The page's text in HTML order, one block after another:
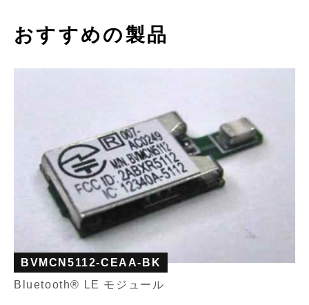
おすすめの製品
BVMCN5112-CEAA-BK
Bluetooth®︎ LE モジュール